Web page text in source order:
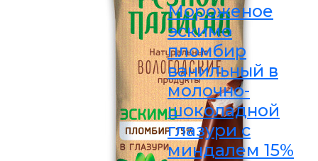
Мороженое
эскимо
пломбир
ванильный в
молочно-
шоколадной
глазури с
миндалем 15%